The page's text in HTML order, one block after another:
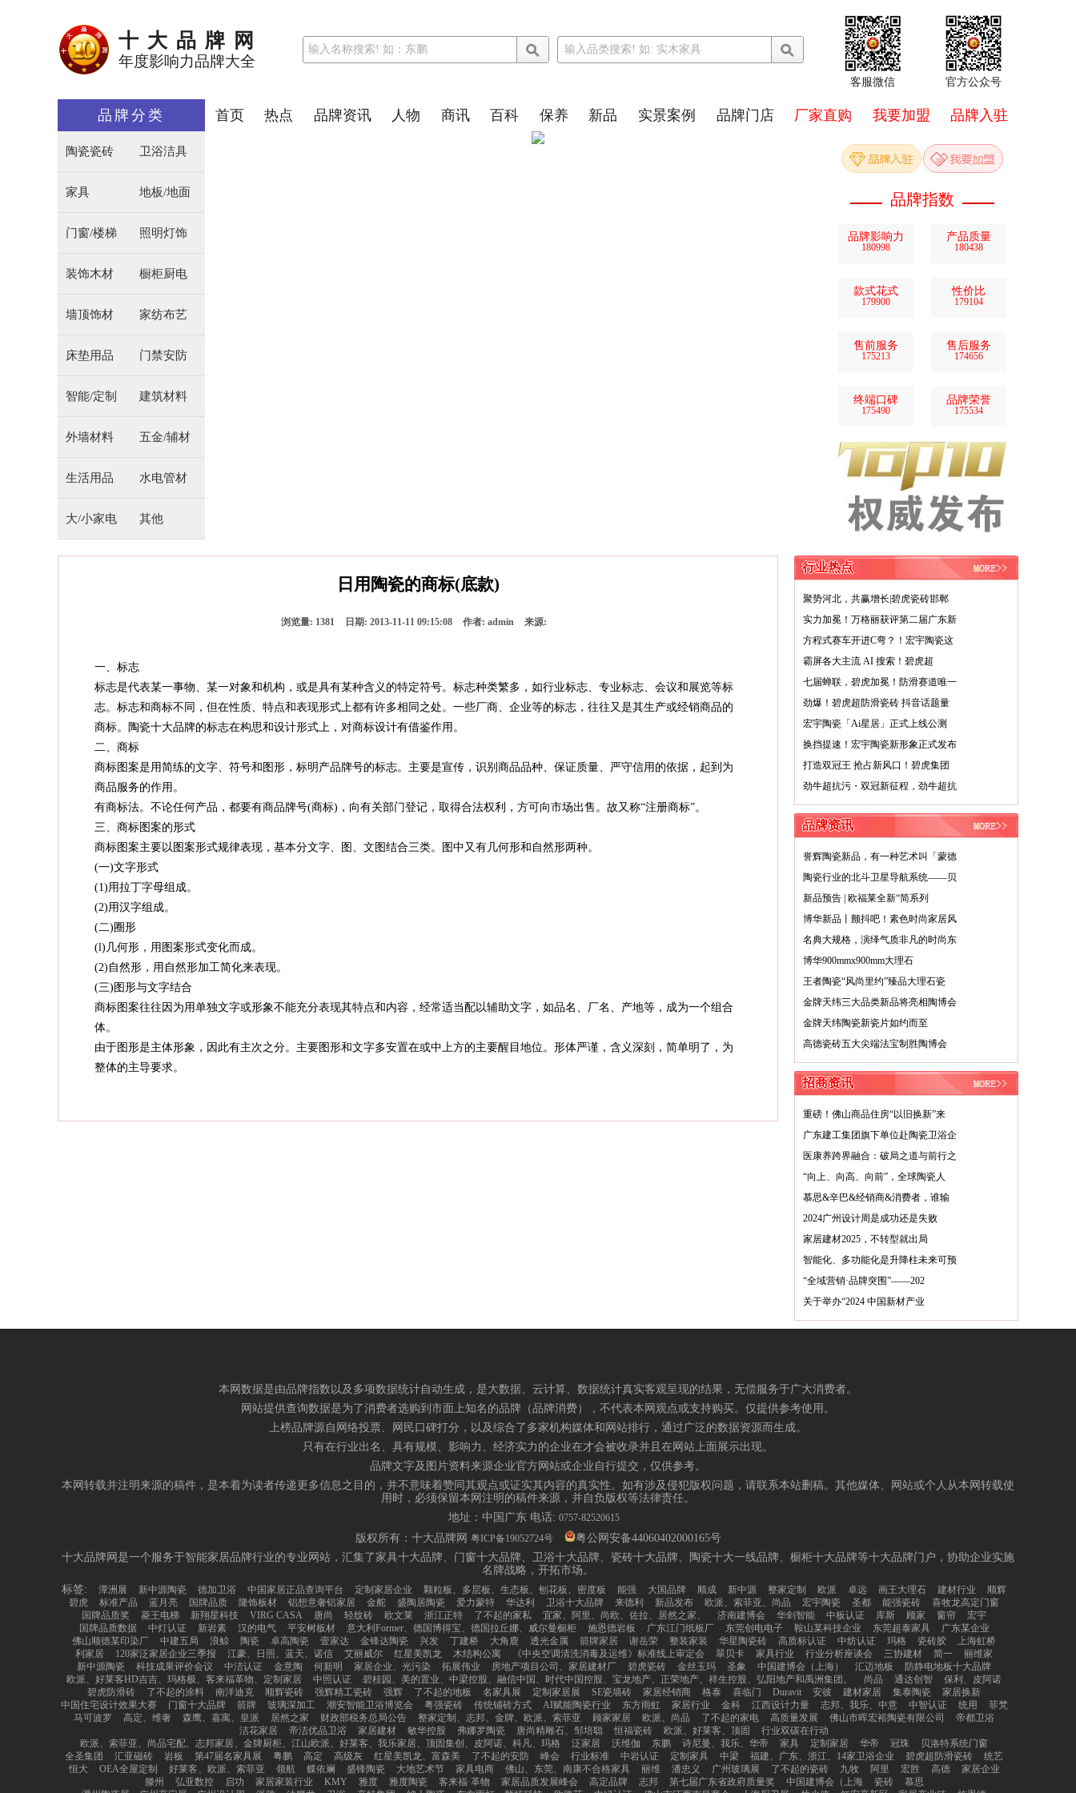
十大品牌网
年度影响力品牌大全
客服微信 官方公众号
品牌分类
陶瓷瓷砖 卫浴洁具
家具 地板/地面
门窗/楼梯 照明灯饰
装饰木材 橱柜厨电
墙顶饰材 家纺布艺
床垫用品 门禁安防
智能/定制 建筑材料
外墙材料 五金/辅材
生活用品 水电管材
大/小家电 其他
首页 热点 品牌资讯 人物 商讯 百科 保养 新品 实景案例 品牌门店 厂家直购 我要加盟 品牌入驻
品牌指数
品牌影响力
180998
产品质量
180438
款式花式
179900
性价比
179104
售前服务
175213
售后服务
174656
终端口碑
175490
品牌荣誉
175534
日用陶瓷的商标(底款)
浏览量: 1381 日期: 2013-11-11 09:15:08 作者: admin 来源:
一、标志
标志是代表某一事物、某一对象和机构，或是具有某种含义的特定符号。标志种类繁多，如行业标志、专业标志、会议和展览等标
志。标志和商标不同，但在性质、特点和表现形式上都有许多相同之处。一些厂商、企业等的标志，往往又是其生产或经销商品的
商标。陶瓷十大品牌的标志在构思和设计形式上，对商标设计有借鉴作用。
二、商标
商标图案是用简练的文字、符号和图形，标明产品牌号的标志。主要是宣传，识别商品品种、保证质量、严守信用的依据，起到为
商品服务的作用。
有商标法。不论任何产品，都要有商品牌号(商标)，向有关部门登记，取得合法权利，方可向市场出售。故又称“注册商标”。
三、商标图案的形式
商标图案主要以图案形式规律表现，基本分文字、图、文图结合三类。图中又有几何形和自然形两种。
(一)文字形式
(1)用拉丁字母组成。
(2)用汉字组成。
(二)圈形
(l)几何形，用图案形式变化而成。
(2)自然形，用自然形加工简化来表现。
(三)图形与文字结合
商标图案往往因为用单独文字或形象不能充分表现其特点和内容，经常适当配以辅助文字，如品名、厂名、产地等，成为一个组合
体。
由于图形是主体形象，因此有主次之分。主要图形和文字多安置在或中上方的主要醒目地位。形体严谨，含义深刻，简单明了，为
整体的主导要求。
行业热点
聚势河北，共赢增长|碧虎瓷砖邯郸
实力加冕！万格丽获评第二届广东新
方程式赛车开进C弯？！宏宇陶瓷这
霸屏各大主流 AI 搜索！碧虎超
七届蝉联，碧虎加冕！防滑赛道唯一
劲爆！碧虎超防滑瓷砖 抖音话题量
宏宇陶瓷「Ai星居」正式上线公测
换挡提速！宏宇陶瓷新形象正式发布
打造双冠王 抢占新风口！碧虎集团
劲牛超抗污・双冠新征程，劲牛超抗
品牌资讯
誉辉陶瓷新品，有一种艺术叫「蒙德
陶瓷行业的北斗卫星导航系统——贝
新品预告 | 欧福莱全新“简系列
博华新品丨颤抖吧！素色时尚家居风
名典大规格，演绎气质非凡的时尚东
博华900mmx900mm大理石
王者陶瓷“风尚里约”臻品大理石瓷
金牌天纬三大品类新品将亮相陶博会
金牌天纬陶瓷新瓷片如约而至
高德瓷砖五大尖端法宝制胜陶博会
招商资讯
重磅！佛山商品住房“以旧换新”来
广东建工集团旗下单位赴陶瓷卫浴企
医康养跨界融合：破局之道与前行之
“向上、向高、向前”，全球陶瓷人
慕思&辛巴&经销商&消费者，谁输
2024广州设计周是成功还是失败
家居建材2025，不转型就出局
智能化、多功能化是升降柱未来可预
“全域营销·品牌突围”——202
关于举办“2024 中国新材产业
本网数据是由品牌指数以及多项数据统计自动生成，是大数据、云计算、数据统计真实客观呈现的结果，无偿服务于广大消费者。
网站提供查询数据是为了消费者选购到市面上知名的品牌（品牌消费），不代表本网观点或支持购买。仅提供参考使用。
上榜品牌源自网络投票、网民口碑打分，以及综合了多家机构媒体和网站排行，通过广泛的数据资源而生成。
只有在行业出名、具有规模、影响力、经济实力的企业在才会被收录并且在网站上面展示出现。
品牌文字及图片资料来源企业官方网站或企业自行提交，仅供参考。
本网转载并注明来源的稿件，是本着为读者传递更多信息之目的，并不意味着赞同其观点或证实其内容的真实性。如有涉及侵犯版权问题，请联系本站删稿。其他媒体、网站或个人从本网转载使
用时，必须保留本网注明的稿件来源，并自负版权等法律责任。
地址：中国广东 电话: 0757-82520615
版权所有：十大品牌网 粤ICP备19052724号
粤公网安备44060402000165号
十大品牌网是一个服务于智能家居品牌行业的专业网站，汇集了家具十大品牌、门窗十大品牌、卫浴十大品牌、瓷砖十大品牌、陶瓷十大一线品牌、橱柜十大品牌等十大品牌门户，协助企业实施
名牌战略，开拓市场。
标签:
潭洲展 新中源陶瓷 德加卫浴 中国家居正品查询平台 定制家居企业 颗粒板、多层板、生态板、刨花板、密度板 能强 大国品牌 顺成 新中源 整家定制 欧派 卓远 画王大理石 建材行业
顺辉
碧虎
标准产品 蓝月亮 国牌品质 隆饰板材 铝想意奢铝家居 金舵 盛陶居陶瓷 爱力蒙特 华达利 卫浴十大品牌 来德利 新品发布 欧派、索菲亚、尚品 宏宇陶瓷 圣都 能强瓷砖
喜牧龙高定门窗
国牌品质奖
菱王电梯 新翔星科技 VIRG CASA 唐尚 轻纹砖 欧文莱 浙江正特 了不起的家私 宜家、阿里、尚欧、佐拉、居然之家、 济南建博会 华剑智能 中板认证 库斯 顾家 窗帘
宏宇
国牌品质数据
中灯认证 新岩素 汉的电气 平安树板材 意大利Former、德国博得宝、德国拉丘娜、威尔曼橱柜 施恩德岩板 广东江门纸板厂 东莞创电电子 鞍山某科技企业 东莞超泰家具
广东某企业
佛山顺德某印染厂
中建五局 浪鲸 陶瓷 卓高陶瓷 壹家达 金锋达陶瓷 兴发 丁建桥 大角鹿 透光金属 箭牌家居 谢岳荣 整装家装 华星陶瓷砖 高质标认证 中纺认证 玛格 瓷砖胶
上海虹桥
利家居
120家泛家居企业三季报 江豪、日照、蓝天、诺信 艾丽威尔 红星美凯龙 木结构公寓 《中央空调清洗消毒及运维》标准线上审定会 翠贝卡 家具行业 行业分析座谈会 三协建材 简一
丽维家
新中源陶瓷
科技成果评价会议 中洁认证 金意陶 何新明 家居企业、光污染 拓展伟业 房地产项目公司、家居建材厂 碧虎瓷砖 金丝玉玛 圣象 中国建博会（上海） 汇迈地板
防静电地板十大品牌
欧派、好莱客HD吉吉、玛格极、客来福革物、定制家居
中照认证 碧桂园、美的置业、中梁控股、融信中国、时代中国控股、宝龙地产、正荣地产、祥生控股、弘阳地产和禹洲集团。 尚品 通达创智
保利、皮阿诺
碧虎防滑砖
了不起的涂料 南洋迪克 顺辉瓷砖 强辉精工瓷砖 强辉 了不起的地板 名家具展 定制家居展 SE瓷墙砖 家居经销商 格泰 喜临门 Duravit 安彼 建材家居 集泰陶瓷
家居换新
中国住宅设计效果大赛
门窗十大品牌 箭牌 玻璃深加工 潮安智能卫浴博览会 粤强瓷砖 传统铺砖方式 AI赋能陶瓷行业 东方雨虹 家居行业 金科 江西设计力量 志邦、我乐、中意 中智认证 统用
菲梵
马可波罗
高定、维奢 森鹰、嘉寓、皇派 居然之家 财政部税务总局公告 整家定制、志邦、金牌、欧派、索菲亚 顾家家居 欧派、尚品 了不起的家电 高质量发展 佛山市晖宏裕陶瓷有限公司
帝都卫浴
洁花家居
帝洁优品卫浴 家居建材 敏华控股 弗娜罗陶瓷 唐尚精雕石、邹培聪 恒福瓷砖 欧派、好莱客、顶固
行业双碳在行动
欧派、索菲亚、尚品宅配、志邦家居、金牌厨柜、江山欧派、好莱客、我乐家居、顶固集创、皮阿诺、科凡、玛格
泛家居 沃维伽 东鹏 诗尼曼、我乐、华帝 家具 定制家居 华帝 冠珠
贝洛特系统门窗
全圣集团
汇亚磁砖 岩板 第47届名家具展 粤鹏 高定 高级灰 红星美凯龙、富森美 了不起的安防 峰会 行业标准 中岩认证 定制家具 中梁 福建、广东、浙江、14家卫浴企业 碧虎超防滑瓷砖
统艺
恒大
OEA全屋定制 好莱客、欧派、索菲亚 领航 蝶依斓 盛锋陶瓷 大地艺术节 家具电商 佛山、东莞、南康不合格家具 丽维 潘忠义 广州玻璃展 了不起的瓷砖 九牧 阿里 宏胜 高德
家居企业
滕州
弘亚数控 启功 家居家装行业 KMY 雅度 雅度陶瓷 客来福·革物 家居品质发展峰会 高定品牌 志邦 第七届广东省政府质量奖 中国建博会（上海 瓷砖
慕思